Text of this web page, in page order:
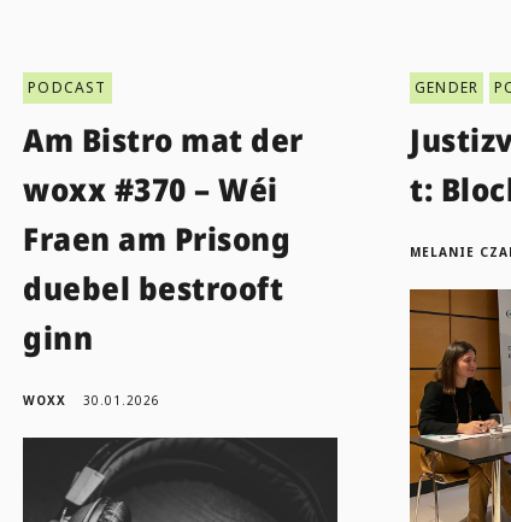
PODCAST
Am Bistro mat der
woxx #370 – Wéi
Fraen am Prisong
duebel bestrooft
ginn
WOXX 30.01.2026
GENDER
t:
MELANIE